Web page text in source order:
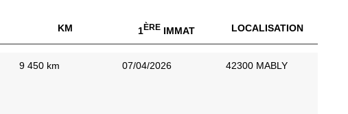
KM 1ÈREIMMAT LOCALISATION
9 450 km 07/04/2026 42300 MABLY